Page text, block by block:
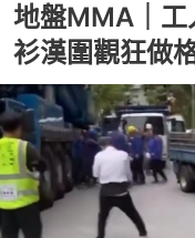
地盤MMA｜
衫漢圍觀狂做